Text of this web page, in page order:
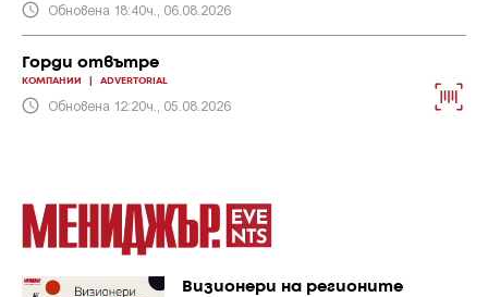
Обновена 18:40ч., 06.08.2026
Горди отвътре
КОМПАНИИ ADVERTORIAL
Обновена 12:20ч., 05.08.2026
Визионери на регионите